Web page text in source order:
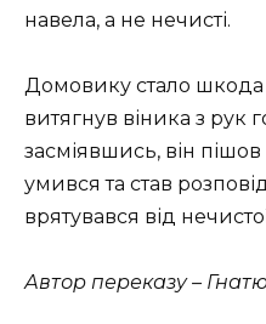
навела, а не нечисті.
Домовику стало шкода
витягнув віника з рук
засміявшись, він
умився та став
врятувався від
Автор переказу –